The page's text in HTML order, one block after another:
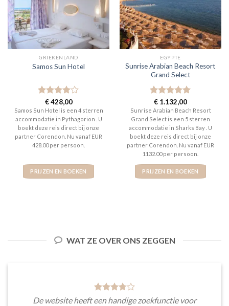
GRIEKENLAND
Samos Sun Hotel
Gewaardeerd
4uit 5
€428,00
Samos Sun Hotel is een 4 sterren
accommodatie in Pythagorion . U
boekt deze reis direct bij onze
partner Corendon. Nu vanaf EUR
428.00 per persoon.
PRIJZEN EN BOEKEN
EGYPTE
Sunrise Arabian Beach Resort
Grand Select
Gewaardeerd
5uit 5
€ 1.132,00
Sunrise Arabian Beach Resort
Grand Select is een 5 sterren
accommodatie in Sharks Bay . U
boekt deze reis direct bij onze
partner Corendon. Nu vanaf EUR
1132.00 per persoon.
PRIJZEN EN BOEKEN
WAT ZE OVER ONS ZEGGEN
De website heeft een handige zoekfunctie voor